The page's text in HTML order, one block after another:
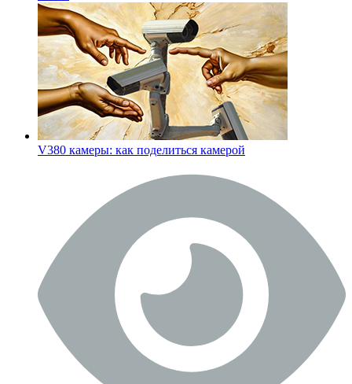
V380 камеры: как поделиться камерой